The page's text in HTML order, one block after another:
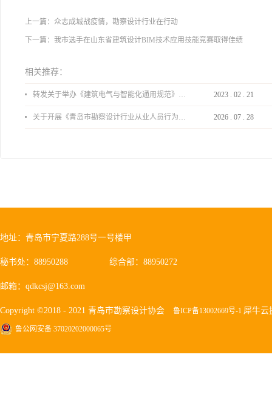
上一篇： 众志成城战疫情，勘察设计行业在行动
下一篇： 我市选手在山东省建筑设计BIM技术应用技能竞赛取得佳绩
相关推荐：
转发关于举办《建筑电气与智能化通用规范》 GB55024-2022公益宣贯的通知 2023 . 02 . 21
关于开展《青岛市勘察设计行业从业人员行为导则》、《青岛市住宅工程设计审查品质提升指引（2026版）》宣贯活动的通知 2026 . 07 . 28
地址：青岛市宁夏路288号一号楼甲
秘书处：88950288 综合部：88950272
邮箱：qdkcsj@163.com
Copyright ©2018 - 2021 青岛市勘察设计协会 鲁ICP备13002669号-1 犀牛云
鲁公网安备 37020202000065号